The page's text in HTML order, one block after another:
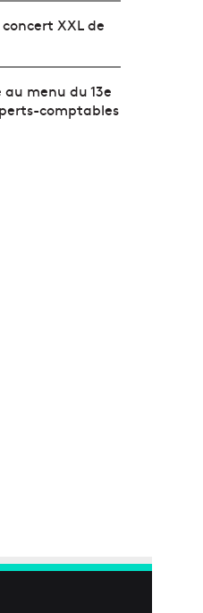
XXL de
menu du 13e
comptables